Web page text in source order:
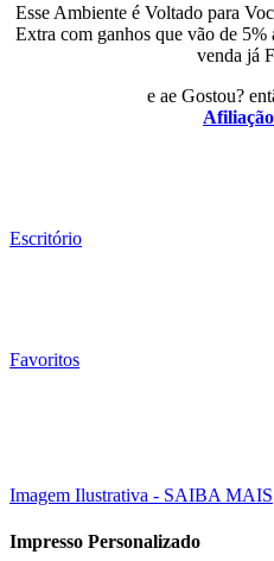
Esse Ambiente é Voltado para
Extra com ganhos que vão de
venda já
e ae Gostou?
Escritório
Favoritos
45x51 mm
Imagem Ilustrativa - SAIBA MAIS
Impresso Personalizado